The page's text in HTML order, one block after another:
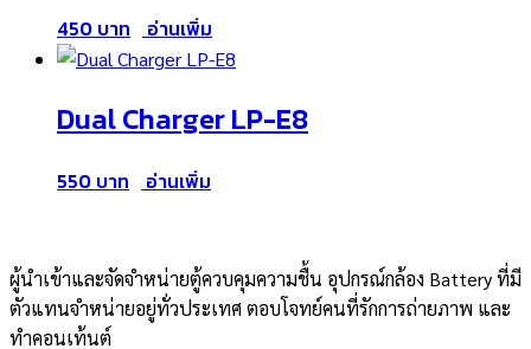
450 อ่านเพิ่ม
Dual Charger LP-E8
550 อ่านเพิ่ม
ผู้นำเข้าและจัดจำหน่ายตู้ควบคุมความชื้น อุปกรณ์กล้อง Battery ที่มี
ตัวแทนจำหน่ายอยู่ทั่วประเทศ ตอบโจทย์คนที่รักการถ่ายภาพ และ
ทำคอนเท้นต์